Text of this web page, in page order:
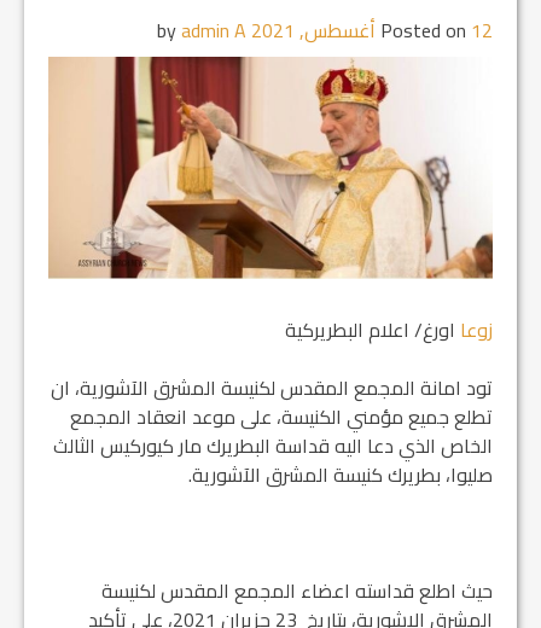
Posted on 12 أغسطس, 2021 admin A
زوعا اورغ/ اعلام البطريركية
تود امانة المجمع المقدس لكنيسة المشرق الآشورية، ان
تطلع جميع مؤمني الكنيسة، على موعد انعقاد المجمع
الخاص الذي دعا اليه قداسة البطريرك مار كيوركيس الثالث
صليوا، بطريرك كنيسة المشرق الآشورية.
حيث اطلع قداسته اعضاء المجمع المقدس لكنيسة
المشرق الاشورية، بتاريخ 23 حزيران 2021، على تأكيد